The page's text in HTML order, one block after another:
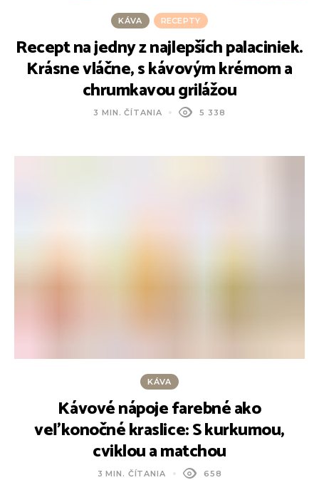
KÁVA RECEPTY
Recept na jedny z najlepších palaciniek.
Krásne vláčne, s kávovým krémom a
chrumkavou grilážou
3 MIN. ČÍTANIA 5 338
KÁVA
Kávové nápoje farebné ako
veľkonočné kraslice: S kurkumou,
cviklou a matchou
3 MIN. ČÍTANIA 658